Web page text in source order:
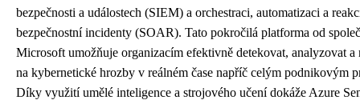
bezpečnosti a událostech (SIEM) a orchestraci, automatizaci a
bezpečnostní incidenty (SOAR). Tato pokročilá platforma od
Microsoft umožňuje organizacím efektivně detekovat, analyzovat a
na kybernetické hrozby v reálném čase napříč celým podnikovým
Díky využití umělé inteligence a strojového učení dokáže Azure